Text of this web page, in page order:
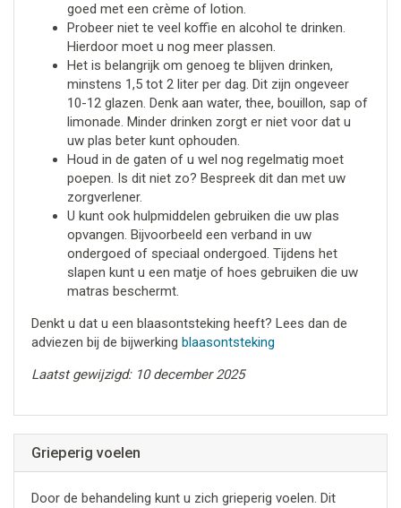
goed met een crème of lotion.
Probeer niet te veel koffie en alcohol te drinken.
Hierdoor moet u nog meer plassen.
Het is belangrijk om genoeg te blijven drinken,
minstens 1,5 tot 2 liter per dag. Dit zijn ongeveer
10-12 glazen. Denk aan water, thee, bouillon, sap of
limonade. Minder drinken zorgt er niet voor dat u
uw plas beter kunt ophouden.
Houd in de gaten of u wel nog regelmatig moet
poepen. Is dit niet zo? Bespreek dit dan met uw
zorgverlener.
U kunt ook hulpmiddelen gebruiken die uw plas
opvangen. Bijvoorbeeld een verband in uw
ondergoed of speciaal ondergoed. Tijdens het
slapen kunt u een matje of hoes gebruiken die uw
matras beschermt.
Denkt u dat u een blaasontsteking heeft? Lees dan de
adviezen bij de bijwerking blaasontsteking
Laatst gewijzigd: 10 december 2025
Grieperig voelen
Door de behandeling kunt u zich grieperig voelen. Dit